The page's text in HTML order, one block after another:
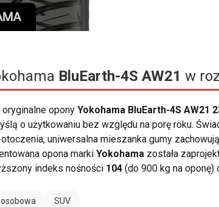
BluEarth-4S AW21 w
opony Yokohama BluEarth-4S AW21
o użytkowaniu bez względu na porę roku.
uniwersalna mieszanka gumy
opona marki Yokohama została
indeks nośności 104 (do 900 kg na
osobowa SUV